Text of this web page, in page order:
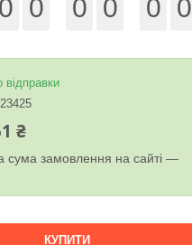
0 0 0 0 0 0
відправки
₴
сума замовлення на сайті —
КУПИТИ